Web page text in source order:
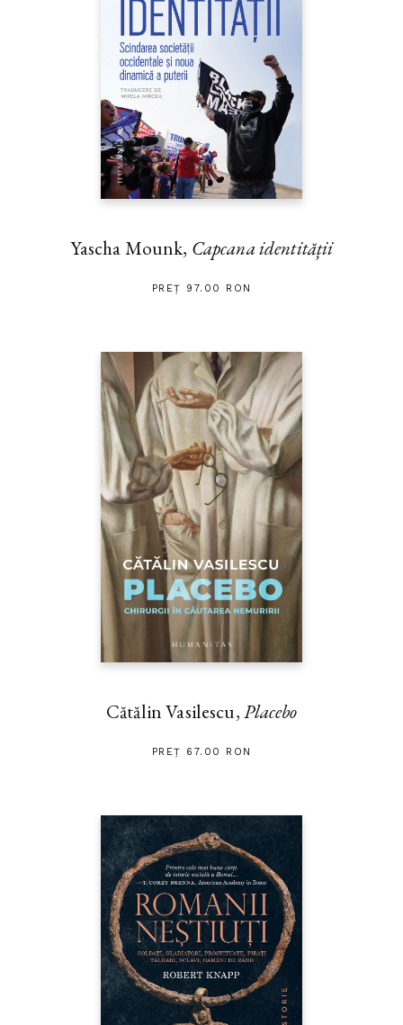
Yascha Mounk, Capcana identității
PREȚ 97.00 RON
Cătălin Vasilescu,Placebo
PREȚ 67.00 RON